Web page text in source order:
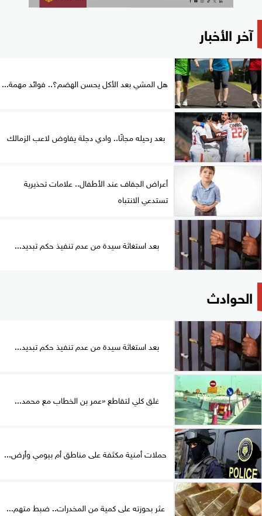
آخر الأخبار
هل المشي بعد الأكل يحسن الهضم؟.. فوائد مهمة...
بعد رحيله مجانًا.. وادي دجلة يفاوض لاعب الزمالك
أعراض الجفاف عند الأطفال.. علامات تحذيرية
تستدعي الانتباه
بعد استغاثة سيدة من عدم تنفيذ حكم تبديد...
الحوادث
بعد استغاثة سيدة من عدم تنفيذ حكم تبديد...
غلق كلي لتقاطع «عمر بن الخطاب مع محمد...
حملات أمنية مكثفة على مناطق أم بيومي وأرض...
عثر بحوزته على كمية من المخدرات.. ضبط متهم...